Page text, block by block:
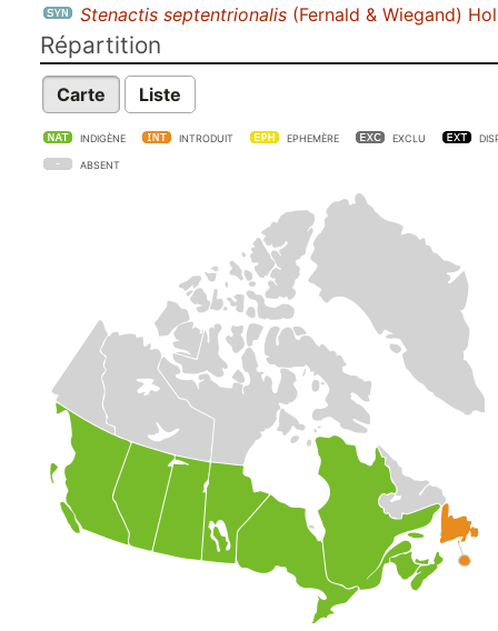
Stenactis septentrionalis (Fernald & Wiegand)
Répartition
Carte Liste
INDIGÈNE INTRODUIT EPHEMÈRE EXCLU
ABSENT